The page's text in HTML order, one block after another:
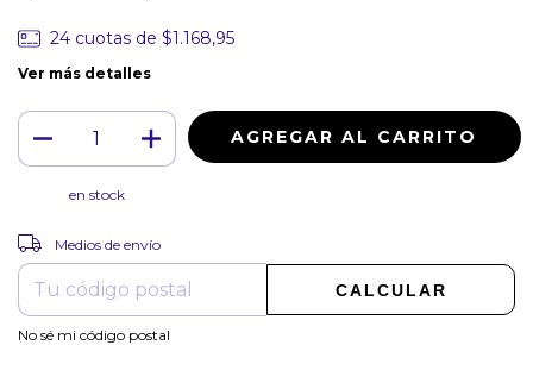
24 cuotas de $1.168,95
Ver más detalles
en stock
Entregas para el CP:
Medios de envío
CALCULAR
No sé mi código postal